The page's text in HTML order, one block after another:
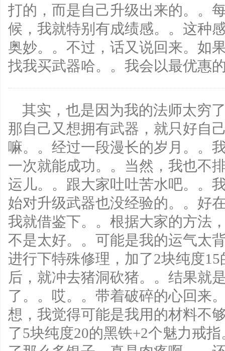
打的，而是自己升级出来的。。
候，我就特别有成绩感。。这种
奥妙。。不过，话又说回来。如
找我买武器哈。。我会以最优惠
其实，也是因为我的法师太穷
那自己又想拥有武器，就只好自
嘛。。经过一段漫长的岁月。。
一次就能成功。。当然，我也不
运儿。。跟大家吐吐苦水吧。。
始对升级武器也没经验的。。好
我就借鉴下。。根据大家的方法
不是太好。。可能是我的运气太
进行下特殊修理，加了2块纯度
后，就冲去猪洞砍猪。。结果就
了。。哎。。带着破碎的心回来
想，我觉得可能是我用的材料不
了5块纯度20的黑铁+2个魅力戒